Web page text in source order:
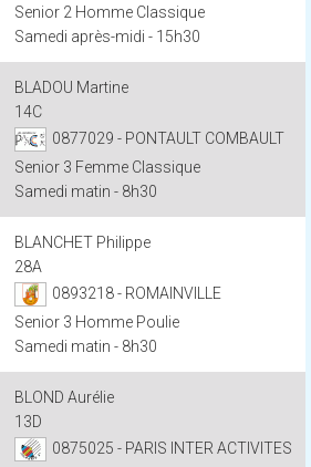
Senior 2 Homme Classique
Samedi après-midi - 15h30
BLADOU Martine
14C
0877029 - PONTAULT COMBAULT
Senior 3 Femme Classique
Samedi matin - 8h30
BLANCHET Philippe
28A
0893218 - ROMAINVILLE
Senior 3 Homme Poulie
Samedi matin - 8h30
BLOND Aurélie
13D
0875025 - PARIS INTER ACTIVITES